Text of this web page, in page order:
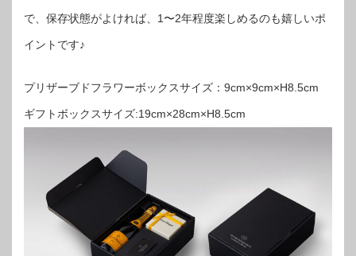
で、保存状態がよければ、1〜2年程度楽しめるのも嬉しいポ
イントです♪
プリザーブドフラワーボックスサイズ：9cm×9cm×H8.5cm
ギフトボックスサイズ:19cm×28cm×H8.5cm